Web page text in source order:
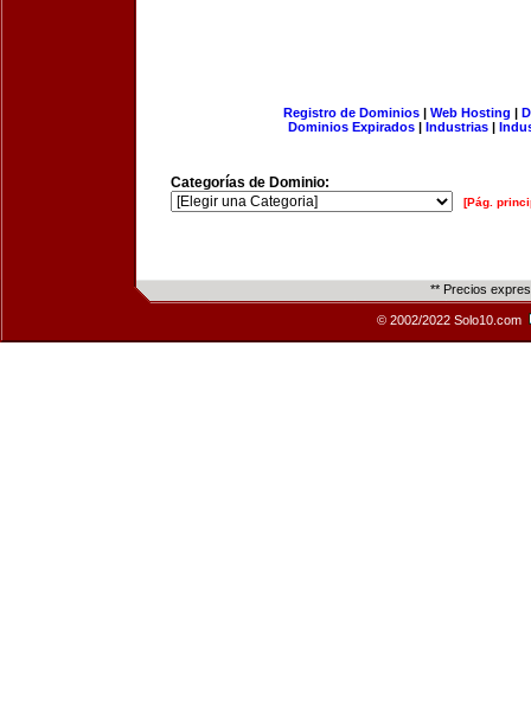
Registro de Dominios| Web Hosting |
Dominios Expirados | Industrias |
Categorías de Dominio:
[Pág.
** Precios
© 2002/2022 Solo10.com